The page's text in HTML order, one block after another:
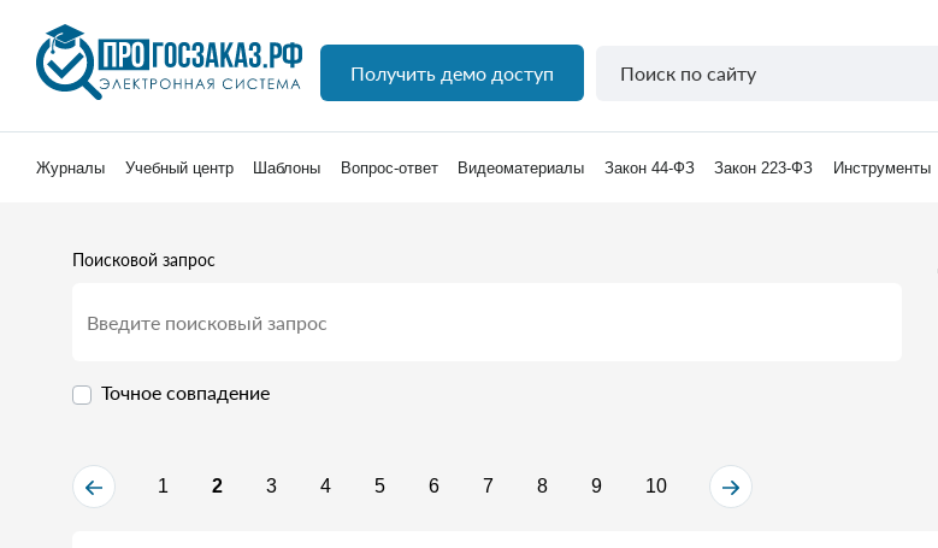
Получить демо доступ
Журналы Учебный центр Шаблоны Вопрос-ответ Видеоматериалы Закон 44-ФЗ Закон 223-ФЗ Инструменты
Поисковой запрос
Точное совпадение
1 2 3 4 5 6 7 8 9 10